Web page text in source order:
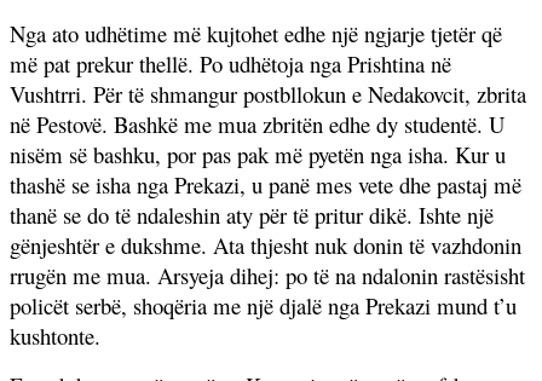
Nga ato udhëtime më kujtohet edhe një ngjarje tjetër që
më pat prekur thellë. Po udhëtoja nga Prishtina në
Vushtrri. Për të shmangur postbllokun e Nedakovcit, zbrita
në Pestovë. Bashkë me mua zbritën edhe dy studentë. U
nisëm së bashku, por pas pak më pyetën nga isha. Kur u
thashë se isha nga Prekazi, u panë mes vete dhe pastaj më
thanë se do të ndaleshin aty për të pritur dikë. Ishte një
gënjeshtër e dukshme. Ata thjesht nuk donin të vazhdonin
rrugën me mua. Arsyeja dihej: po të na ndalonin rastësisht
policët serbë, shoqëria me një djalë nga Prekazi mund t’u
kushtonte.